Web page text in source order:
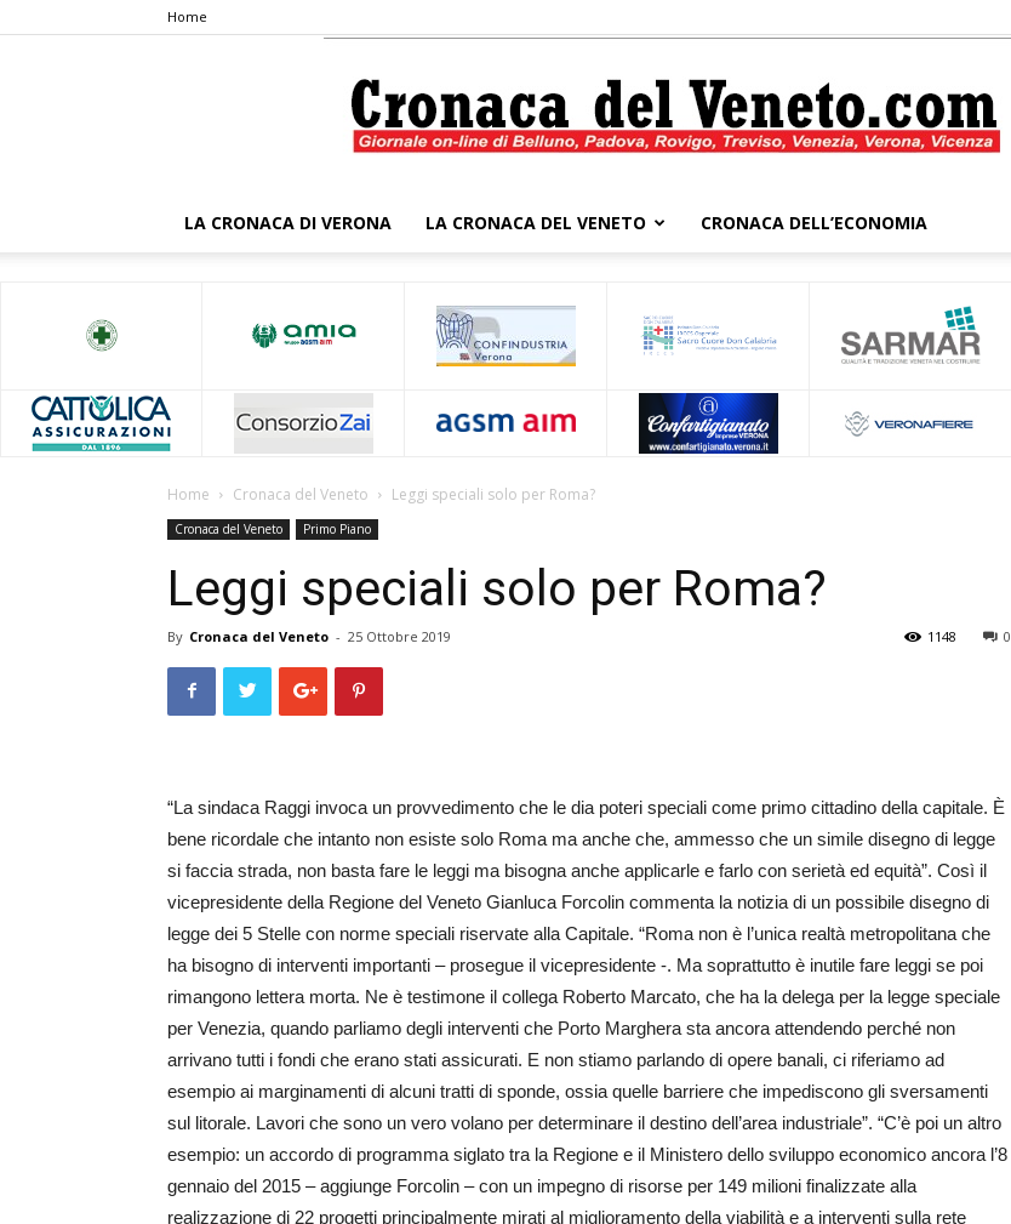
Home
Veneto
LA CRONACA DI VERONA LA CRONACA DEL VENETO CRONACA DELL’ECONOMIA
Home Cronaca del Veneto Leggi speciali solo per Roma?
Cronaca del Veneto Primo Piano
Leggi speciali solo per Roma?
By Cronaca del Veneto - 25 Ottobre 2019 0
1148
“La sindaca Raggi invoca un provvedimento che le dia poteri speciali come primo cittadino della capitale. È
bene ricordale che intanto non esiste solo Roma ma anche che, ammesso che un simile disegno di legge
si faccia strada, non basta fare le leggi ma bisogna anche applicarle e farlo con serietà ed equità”. Così il
vicepresidente della Regione del Veneto Gianluca Forcolin commenta la notizia di un possibile disegno di
legge dei 5 Stelle con norme speciali riservate alla Capitale. “Roma non è l’unica realtà metropolitana che
ha bisogno di interventi importanti – prosegue il vicepresidente -. Ma soprattutto è inutile fare leggi se poi
rimangono lettera morta. Ne è testimone il collega Roberto Marcato, che ha la delega per la legge speciale
per Venezia, quando parliamo degli interventi che Porto Marghera sta ancora attendendo perché non
arrivano tutti i fondi che erano stati assicurati. E non stiamo parlando di opere banali, ci riferiamo ad
esempio ai marginamenti di alcuni tratti di sponde, ossia quelle barriere che impediscono gli sversamenti
sul litorale. Lavori che sono un vero volano per determinare il destino dell’area industriale”. “C’è poi un altro
esempio: un accordo di programma siglato tra la Regione e il Ministero dello sviluppo economico ancora l’8
gennaio del 2015 – aggiunge Forcolin – con un impegno di risorse per 149 milioni finalizzate alla
realizzazione di 22 progetti principalmente mirati al miglioramento della viabilità e a interventi sulla rete